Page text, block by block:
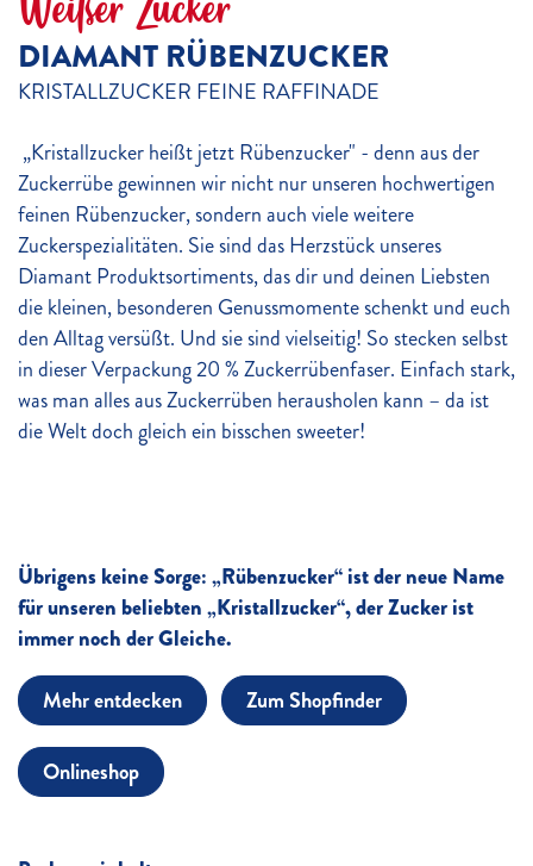
DIAMANT RÜBENZUCKER
KRISTALLZUCKER FEINE RAFFINADE
„Kristallzucker heißt jetzt Rübenzucker" - denn aus der
Zuckerrübe gewinnen wir nicht nur unseren hochwertigen
feinen Rübenzucker, sondern auch viele weitere
Zuckerspezialitäten. Sie sind das Herzstück unseres
Diamant Produktsortiments, das dir und deinen Liebsten
die kleinen, besonderen Genussmomente schenkt und euch
den Alltag versüßt. Und sie sind vielseitig! So stecken selbst
in dieser Verpackung 20 % Zuckerrübenfaser. Einfach stark,
was man alles aus Zuckerrüben herausholen kann – da ist
die Welt doch gleich ein bisschen sweeter!
Übrigens keine Sorge: „Rübenzucker“ ist der neue Name
für unseren beliebten „Kristallzucker“, der Zucker ist
immer noch der Gleiche.
Mehr entdecken
Zum Shopfinder
Onlineshop